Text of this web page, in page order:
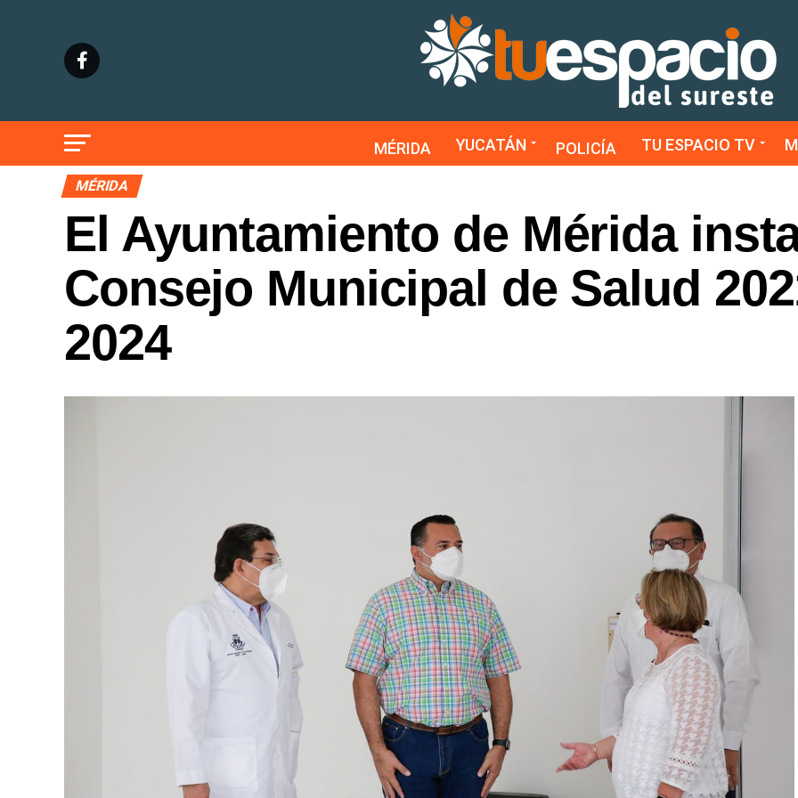
MÉRIDA YUCATÁN POLICÍA TU ESPACIO TV
MÉRIDA
El Ayuntamiento de Mérida
Consejo Municipal de Salud
2024